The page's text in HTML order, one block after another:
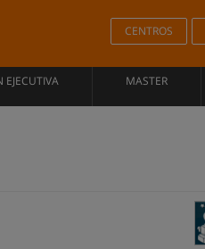
CENTROS
EJECUTIVA MASTER